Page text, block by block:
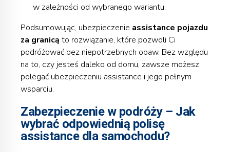
w zależności od wybranego wariantu.
Podsumowując, ubezpieczenie assistance pojazdu
za granicą to rozwiązanie, które pozwoli Ci
podróżować bez niepotrzebnych obaw. Bez względu
na to, czy jesteś daleko od domu, zawsze możesz
polegać ubezpieczeniu assistance i jego pełnym
wsparciu.
Zabezpieczenie w podróży – Jak
wybrać odpowiednią polisę
assistance dla samochodu?